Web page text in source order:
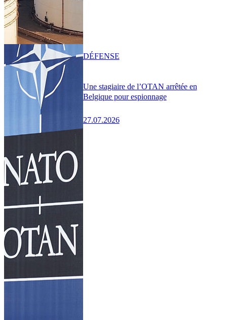
Une stagiaire de l’OTAN arrêtée en
Belgique pour espionnage
27.07.2026
DÉFENSE